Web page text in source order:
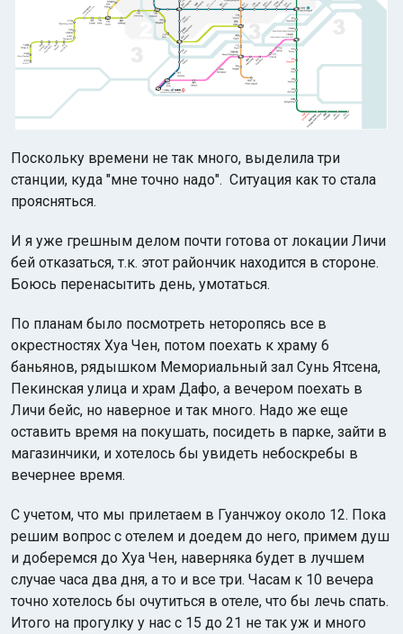
Поскольку времени не так много, выделила три
станции, куда "мне точно надо". Ситуация как то стала
проясняться.
И я уже грешным делом почти готова от локации Личи
бей отказаться, т.к. этот райончик находится в стороне.
Боюсь перенасытить день, умотаться.
По планам было посмотреть неторопясь все в
окрестностях Хуа Чен, потом поехать к храму 6
баньянов, рядышком Мемориальный зал Сунь Ятсена,
Пекинская улица и храм Дафо, а вечером поехать в
Личи бейс, но наверное и так много. Надо же еще
оставить время на покушать, посидеть в парке, зайти в
магазинчики, и хотелось бы увидеть небоскребы в
вечернее время.
С учетом, что мы прилетаем в Гуанчжоу около 12. Пока
решим вопрос с отелем и доедем до него, примем душ
и доберемся до Хуа Чен, наверняка будет в лучшем
случае часа два дня, а то и все три. Часам к 10 вечера
точно хотелось бы очутиться в отеле, что бы лечь спать.
Итого на прогулку у нас с 15 до 21 не так уж и много